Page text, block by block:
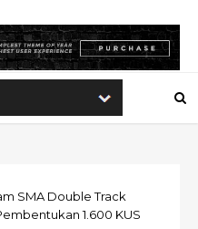
SMA Double Track
1.600 KUS